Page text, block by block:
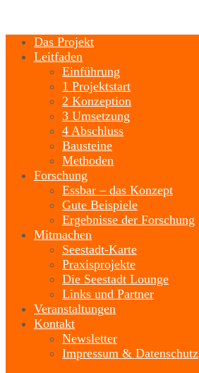
Das Projekt
Leitfaden
Einführung
1 Projektstart
2 Konzeption
3 Umsetzung
4 Abschluss
Bausteine
Methoden
Forschung
Essbar – das Konzept
Gute Beispiele
Ergebnisse der Forschung
Mitmachen
Seestadt-Karte
Praxisprojekte
Die Seestadt Lounge
Links und Partner
Veranstaltungen
Kontakt
Newsletter
Impressum & Datenschutz